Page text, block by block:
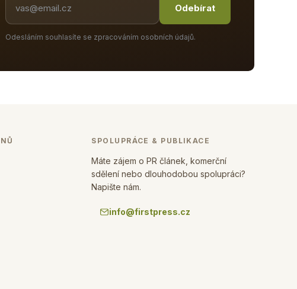
Odebírat
Odesláním souhlasíte se zpracováním osobních údajů.
SPOLUPRÁCE & PUBLIKACE
Máte zájem o PR článek, komerční
sdělení nebo dlouhodobou spolupráci?
Napište nám.
info@firstpress.cz